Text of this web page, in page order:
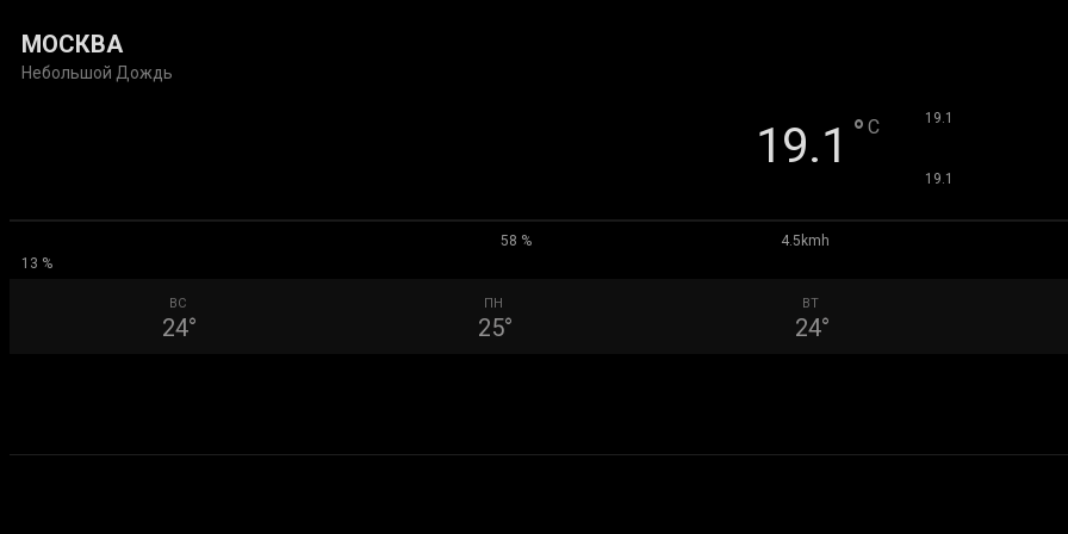
МОСКВА
Небольшой Дождь
19.1 ° C 19.1
19.1
58 %
4.5kmh
13 %
ВС
24°
ПН
25°
ВТ
24°